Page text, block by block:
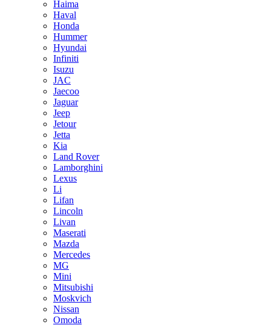
Haima
Haval
Honda
Hummer
Hyundai
Infiniti
Isuzu
JAC
Jaecoo
Jaguar
Jeep
Jetour
Jetta
Kia
Land Rover
Lamborghini
Lexus
Li
Lifan
Lincoln
Livan
Maserati
Mazda
Mercedes
MG
Mini
Mitsubishi
Moskvich
Nissan
Omoda